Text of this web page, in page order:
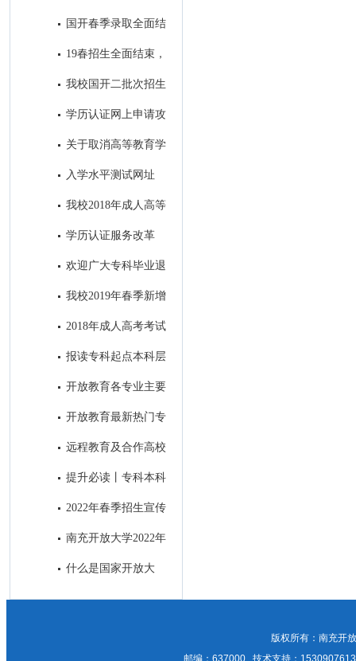
统即将投入使用
国开春季录取全面结
束，录取学生信息进入教务系统
19春招生全面结束，
开始备战19秋招生工作
我校国开二批次招生
进入录取阶段
学历认证网上申请攻
关于取消高等教育学
历认证收费以及调整认证受理范
入学水平测试网址
我校2018年成人高等
教育录取工作圆满结束
学历认证服务改革
后，如何进行学籍/学历的查询
欢迎广大专科毕业退
役军人免试进入我校参加成人本
我校2019年春季新增
合作高校——中国地质大学
2018年成人高考考试
报读专科起点本科层
次的学生前置学历的真实性审核
开放教育各专业主要
开放教育最新热门专
远程教育及合作高校
提升必读丨专科本科
之间究竟有何差别？
2022年春季招生宣传
招生简章与H5制作及南充主流
生广告发布比选邀请
南充开放大学2022年
成人教育正在报名中，欢迎咨
什么是国家开放大
版权所有：南充开
邮编：637000 技术支持：